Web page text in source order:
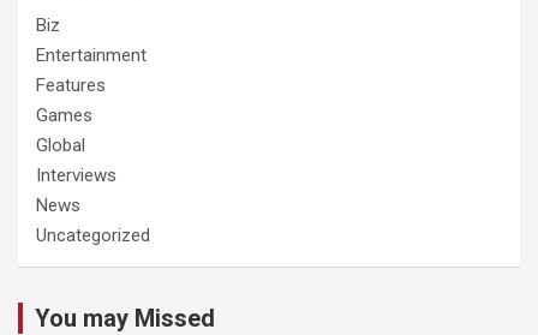
Biz
Entertainment
Features
Games
Global
Interviews
News
Uncategorized
You may Missed